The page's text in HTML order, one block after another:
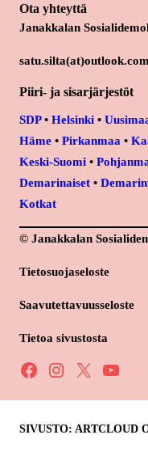
Ota yhteyttä
Janakkalan
satu.silta(at)outlook.com
Piiri- ja sisarjärjestöt
SDP• Helsinki •
Häme • Pirkanmaa •
Keski-Suomi •
Demarinaiset •
Kotkat
© Janakkalan
Tietosuojaseloste
Saavutettavuusseloste
Tietoa sivustosta
Facebook Instagram X YouTube
SIVUSTO: ARTCLOUD